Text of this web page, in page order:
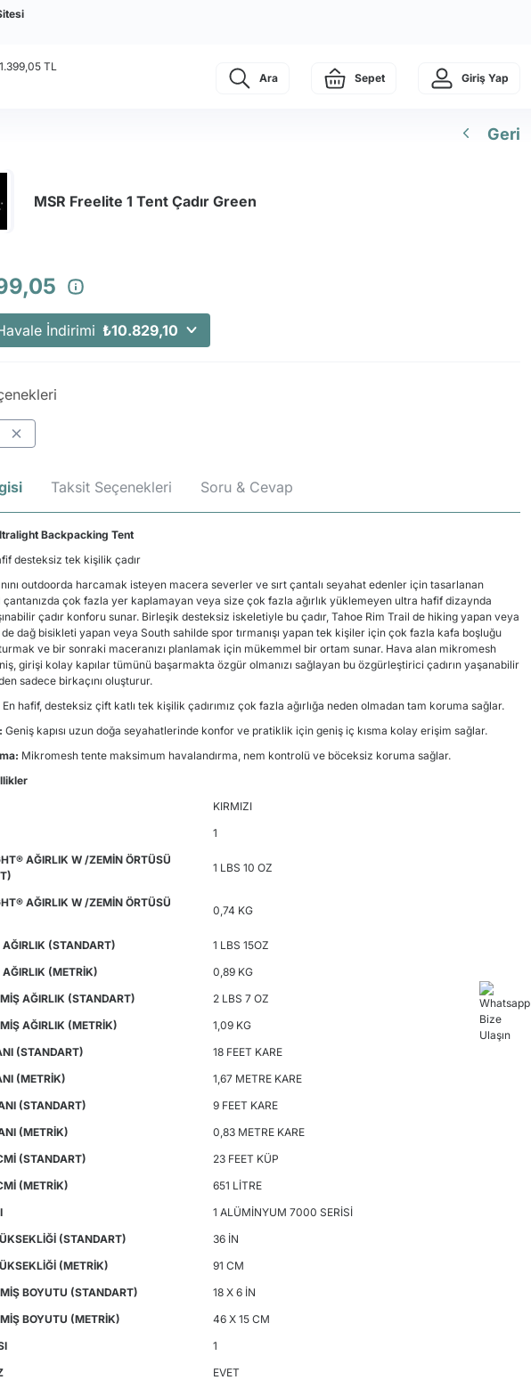
Ara Sepet Giriş Yap
Geri
MSR Freelite 1 Tent Çadır Green
İndirimi ₺10.829,10
Taksit Seçenekleri Soru & Cevap
Backpacking Tent
desteksiz tek kişilik çadır
outdoorda harcamak isteyen macera severler ve sırt çantalı seyahat edenler için tasarlanan
çantanızda çok fazla yer kaplamayan veya size çok fazla ağırlık yüklemeyen ultra hafif dizaynda
çadır konforu sunar. Birleşik desteksiz iskeletiyle bu çadır, Tahoe Rim Trail de hiking yapan veya
dağ bisikleti yapan veya South sahilde spor tırmanışı yapan tek kişiler için çok fazla kafa boşluğu
ve bir sonraki maceranızı planlamak için mükemmel bir ortam sunar. Hava alan mikromesh
girişi kolay kapılar tümünü başarmakta özgür olmanızı sağlayan bu özgürleştirici çadırın yaşanabilir
sadece birkaçını oluşturur.
En hafif, desteksiz çift katlı tek kişilik çadırımız çok fazla ağırlığa neden olmadan tam koruma sağlar.
Geniş kapısı uzun doğa seyahatlerinde konfor ve pratiklik için geniş iç kısma kolay erişim sağlar.
Mikromesh tente maksimum havalandırma, nem kontrolü ve böceksiz koruma sağlar.
KIRMIZI
1
AĞIRLIK W /ZEMİN ÖRTÜSÜ
1 LBS 10 OZ
AĞIRLIK W /ZEMİN ÖRTÜSÜ
0,74 KG
(STANDART)
1 LBS 15OZ
(METRİK)
0,89 KG
AĞIRLIK (STANDART)
2 LBS 7 OZ
AĞIRLIK (METRİK)
1,09 KG
(STANDART)
18 FEET KARE
(METRİK)
1,67 METRE KARE
(STANDART)
9 FEET KARE
(METRİK)
0,83 METRE KARE
(STANDART)
23 FEET KÜP
(METRİK)
651 LİTRE
1 ALÜMİNYUM 7000 SERİSİ
(STANDART)
36 İN
(METRİK)
91 CM
BOYUTU (STANDART)
18 X 6 İN
BOYUTU (METRİK)
46 X 15 CM
1
EVET